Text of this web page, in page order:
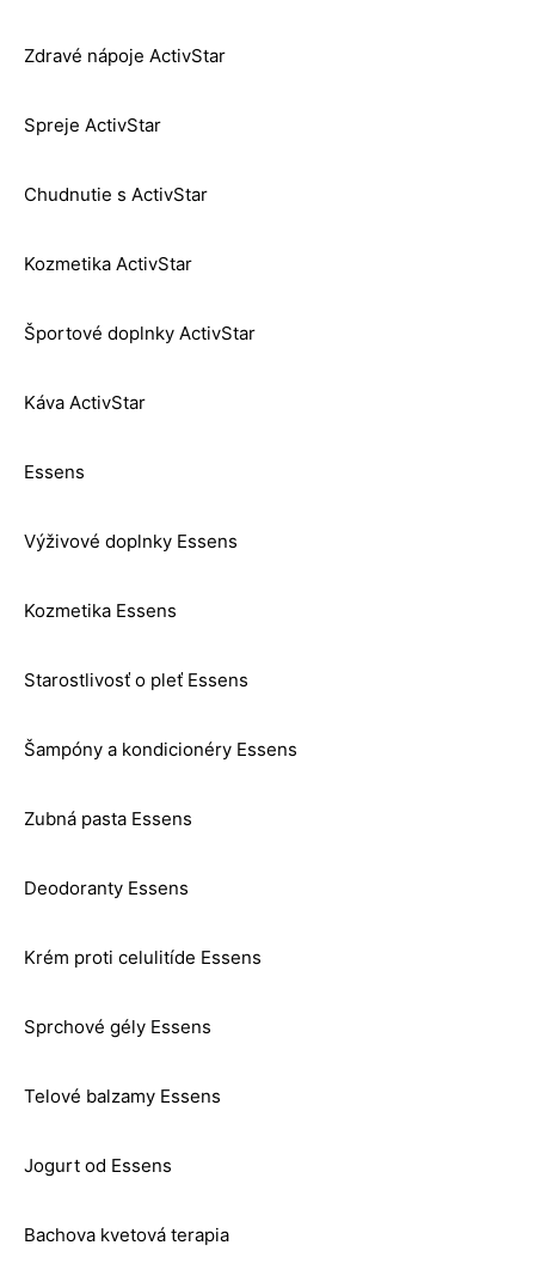
Zdravé nápoje ActivStar
Spreje ActivStar
Chudnutie s ActivStar
Kozmetika ActivStar
Športové doplnky ActivStar
Káva ActivStar
Essens
Výživové doplnky Essens
Kozmetika Essens
Starostlivosť o pleť Essens
Šampóny a kondicionéry Essens
Zubná pasta Essens
Deodoranty Essens
Krém proti celulitíde Essens
Sprchové gély Essens
Telové balzamy Essens
Jogurt od Essens
Bachova kvetová terapia